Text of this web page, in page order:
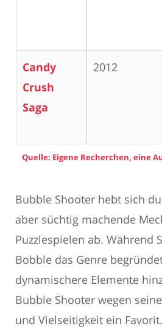
Candy
Crush
Saga
2012
Quelle: Eigene Recherchen, eine
Bubble Shooter hebt sich
aber süchtig machende
Puzzlespielen ab. Während
Bobble das Genre
dynamischere Elemente
Bubble Shooter wegen
und Vielseitigkeit ein Favorit.